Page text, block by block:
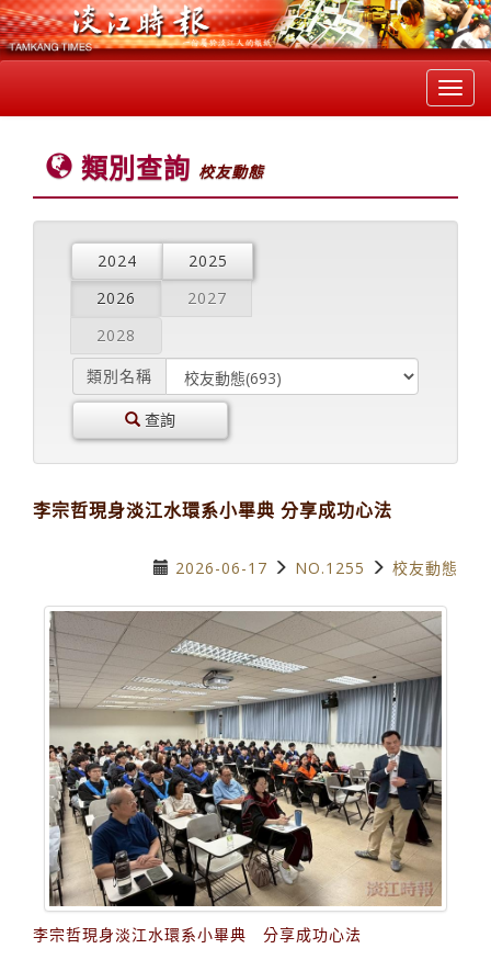
類別查詢 校友動態
2024
2025
2026
2027
2028
類別名稱
查詢
李宗哲現身淡江水環系小畢典 分享成功心法
2026-06-17 NO.1255 校友動態
李宗哲現身淡江水環系小畢典 分享成功心法